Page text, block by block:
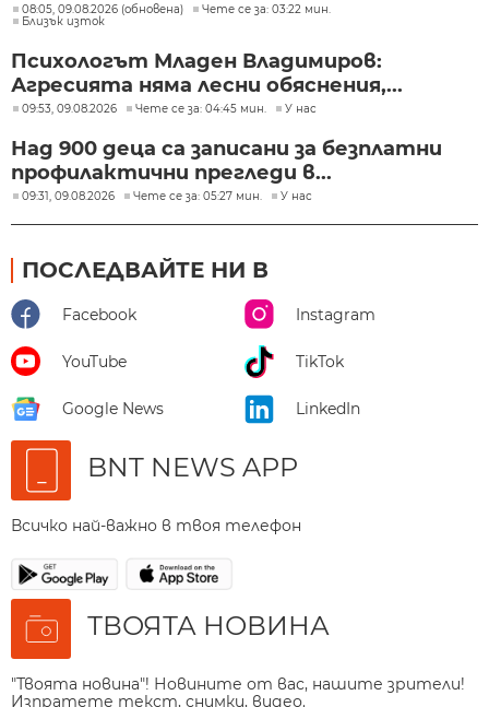
08:05, 09.08.2026 (обновена)
Чете се за: 03:22 мин.
Близък изток
Психологът Младен Владимиров:
Агресията няма лесни обяснения,...
09:53, 09.08.2026 Чете се за: 04:45 мин. У нас
Над 900 деца са записани за безплатни
профилактични прегледи в...
09:31, 09.08.2026 Чете се за: 05:27 мин. У нас
ПОСЛЕДВАЙТЕ НИ В
Facebook Instagram
YouTube TikTok
Google News LinkedIn
BNT NEWS APP
Всичко най-важно в твоя телефон
ТВОЯТА НОВИНА
"Твоята новина"! Новините от вас, нашите зрители!
Изпратете текст, снимки, видео.